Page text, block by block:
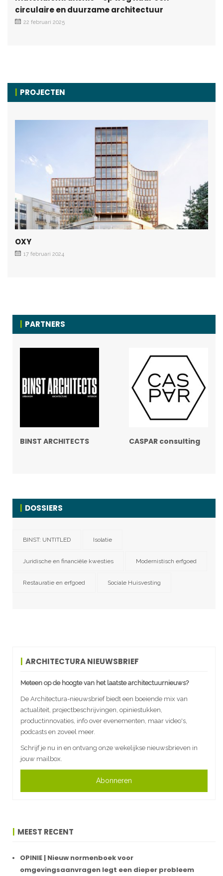
circulaire en duurzame architectuur
22 februari 2025
PROJECTEN
OXY
17 februari 2024
PARTNERS
BINST ARCHITECTS CASPAR consulting
DOSSIERS
BINST: UNTITLED Isolatie
Juridische en financiële kwesties Modernistisch erfgoed
Restauratie en erfgoed Sociale Huisvesting
ARCHITECTURA NIEUWSBRIEF
Meteen op de hoogte van het laatste architectuurnieuws?
De Architectura-nieuwsbrief biedt een boeiende mix van
actualiteit, projectbeschrijvingen, opiniestukken,
productinnovaties, info over evenementen, maar video's,
podcasts en zoveel meer.
Schrijf je nu in en ontvang onze wekelijkse nieuwsbrieven in
jouw mailbox.
Abonneren
MEEST RECENT
OPINIE | Nieuw normenboek voor
omgevingsaanvragen legt een dieper probleem